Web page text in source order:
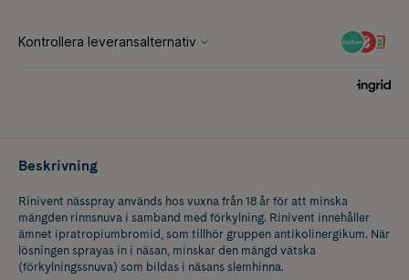
Beskrivning
Rinivent nässpray används hos vuxna från 18 år för att minska
mängden rinnsnuva i samband med förkylning. Rinivent innehåller
ämnet ipratropiumbromid, som tillhör gruppen antikolinergikum. När
lösningen sprayas in i näsan, minskar den mängd vätska
(förkylningssnuva) som bildas i näsans slemhinna.